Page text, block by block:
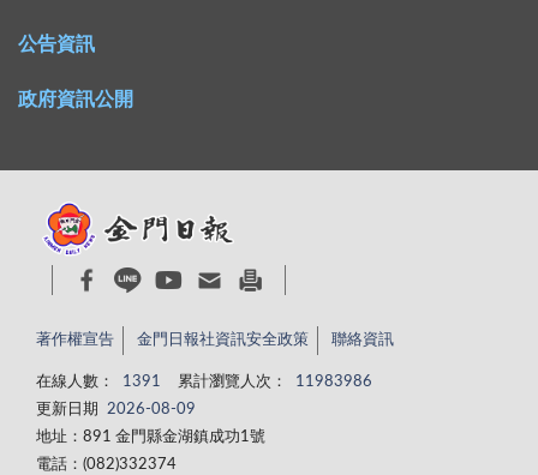
公告資訊
政府資訊公開
著作權宣告 金門日報社資訊安全政策 聯絡資訊
在線人數： 1391 累計瀏覽人次：
11983986
更新日期
2026-08-09
地址：891 金門縣金湖鎮成功1號
電話：(082)332374